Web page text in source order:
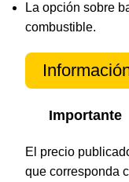
La opción sobre
combustible.
Importante
El precio
que corresponda